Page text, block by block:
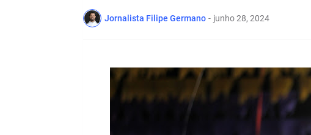
Jornalista Filipe Germano - junho 28, 2024